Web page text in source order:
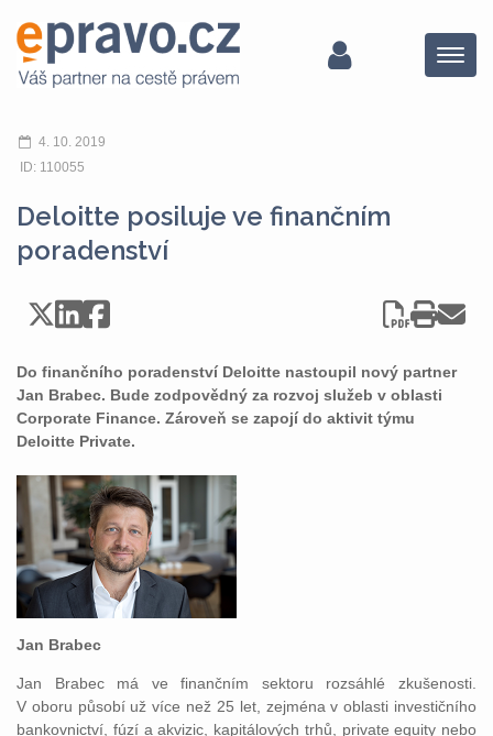
Menu
4. 10. 2019
ID: 110055
Deloitte posiluje ve finančním
poradenství
Do finančního poradenství Deloitte nastoupil nový partner
Jan Brabec. Bude zodpovědný za rozvoj služeb v oblasti
Corporate Finance. Zároveň se zapojí do aktivit týmu
Deloitte Private.
Jan Brabec
Jan Brabec má ve finančním sektoru rozsáhlé zkušenosti.
V oboru působí už více než 25 let, zejména v oblasti investičního
bankovnictví, fúzí a akvizic, kapitálových trhů, private equity nebo